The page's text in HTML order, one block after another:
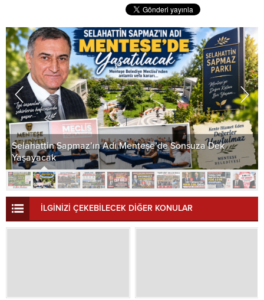
Selahattin Sapmaz’ın Adı Menteşe’de Sonsuza Dek
Yaşayacak
İLGİNİZİ ÇEKEBİLECEK DİĞER KONULAR